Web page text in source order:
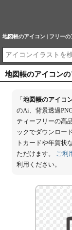
地図帳のアイコン | フリー
地図帳のアイコン
「 地図帳のアイコ
のAi、背景透過
ティーフリーの高
ックでダウンロー
トカードや年賀状
ただけます。 ご利
利用ください。